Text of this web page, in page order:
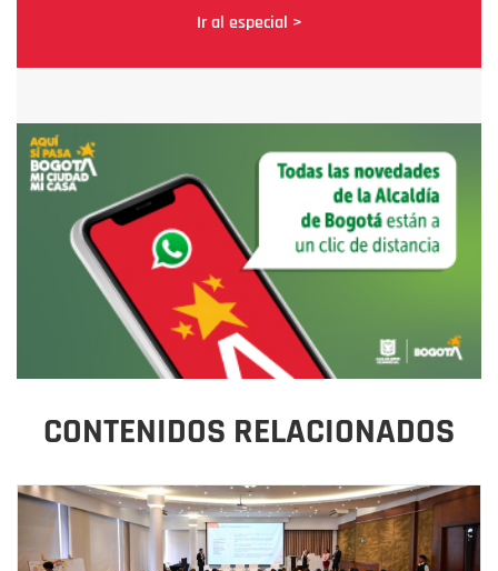
Ir al especial >
CONTENIDOS RELACIONADOS